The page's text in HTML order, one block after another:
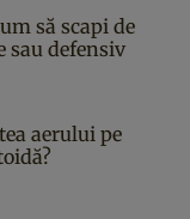
să scapi de
sau defensiv
aerului pe